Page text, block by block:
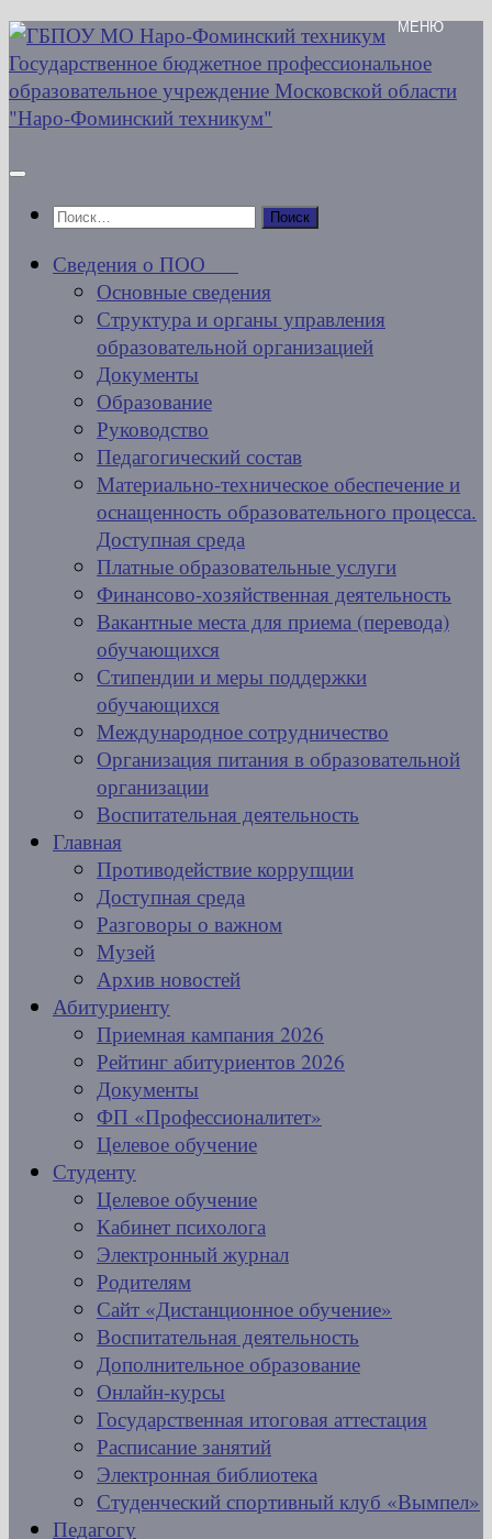
Перейти
к
содержимому
Найти:
Сведения о ПОО
Основные сведения
Структура и органы управления
образовательной организацией
Документы
Образование
Руководство
Педагогический состав
Материально-техническое обеспечение и
оснащенность образовательного процесса.
Доступная среда
Платные образовательные услуги
Финансово-хозяйственная деятельность
Вакантные места для приема (перевода)
обучающихся
Стипендии и меры поддержки
обучающихся
Международное сотрудничество
Организация питания в образовательной
организации
Воспитательная деятельность
Главная
Противодействие коррупции
Доступная среда
Разговоры о важном
Музей
Архив новостей
Абитуриенту
Приемная кампания 2026
Рейтинг абитуриентов 2026
Документы
ФП «Профессионалитет»
Целевое обучение
Студенту
Целевое обучение
Кабинет психолога
Электронный журнал
Родителям
Сайт «Дистанционное обучение»
Воспитательная деятельность
Дополнительное образование
Онлайн-курсы
Государственная итоговая аттестация
Расписание занятий
Электронная библиотека
Студенческий спортивный клуб «Вымпел»
Педагогу